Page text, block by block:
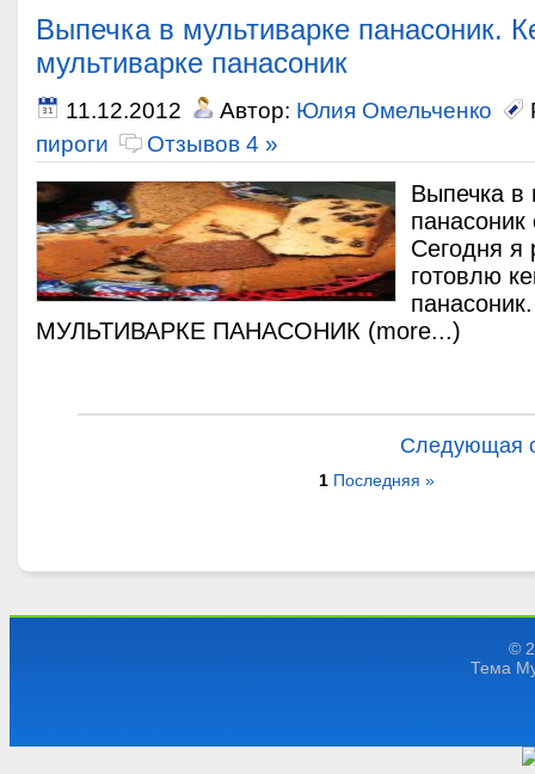
Выпечка в мультиварке панасоник.
мультиварке панасоник
11.12.2012 Автор: Юлия Омельченко
пироги
Отзывов 4 »
Выпечка в
панасоник
Сегодня я
готовлю
МУЛЬТИВАРКЕ ПАНАСОНИК (more...)
Следующая
1 Последняя »
©
Тема